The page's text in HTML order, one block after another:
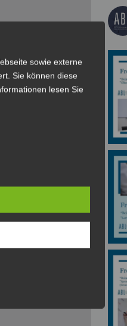
sowie externe
Sie können diese
lesen Sie